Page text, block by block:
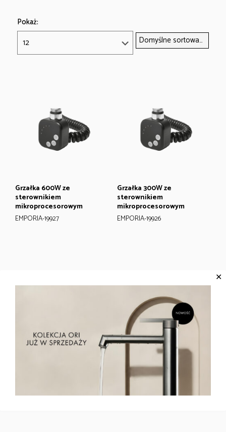
Pokaż:
Grzałka 600W ze
sterownikiem
mikroprocesorowym
EMPORIA-19927
Grzałka 300W ze
sterownikiem
mikroprocesorowym
EMPORIA-19926
EMPORIA-19925
Grzałka 300W ze
sterownikiem
mikroprocesorowym
EMPORIA-19924
✕